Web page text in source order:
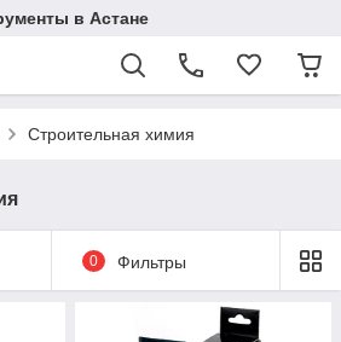
в Астане
Строительная химия
0 Фильтры